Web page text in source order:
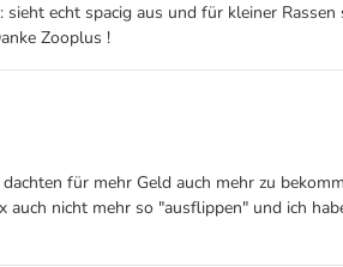
echt spacig aus und für kleiner
Zooplus !
für mehr Geld auch mehr zu
nicht mehr so "ausflippen" und ich